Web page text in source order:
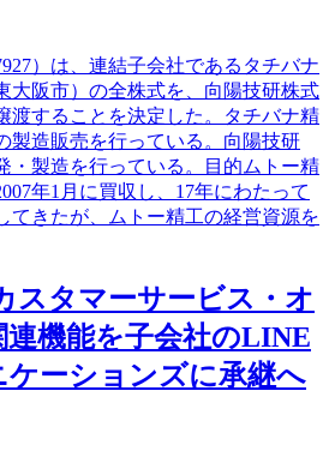
）は、連結子会社であるタチバナ
大阪市）の全株式を、向陽技研株式
渡することを決定した。タチバナ精
製造販売を行っている。向陽技研
・製造を行っている。目的ムトー精
年1月に買収し、17年にわたって
てきたが、ムトー精工の経営資源を
スタマーサービス・オ
機能を子会社のLINE
ーションズに承継へ